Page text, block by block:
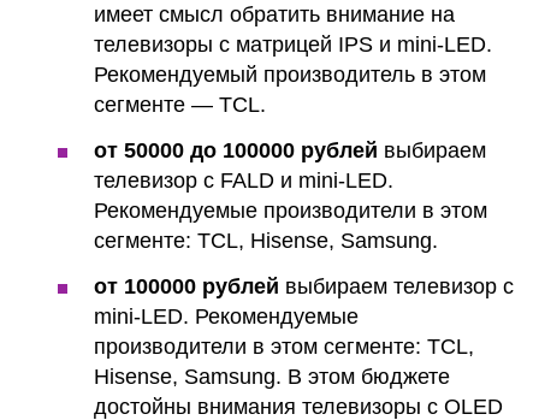
имеет смысл обратить внимание на
телевизоры с матрицей IPS и mini-LED.
Рекомендуемый производитель в этом
сегменте — TCL.
от 50000 до 100000 рублей выбираем
телевизор с FALD и mini-LED.
Рекомендуемые производители в этом
сегменте: TCL, Hisense, Samsung.
от 100000 рублей выбираем телевизор с
mini-LED. Рекомендуемые
производители в этом сегменте: TCL,
Hisense, Samsung. В этом бюджете
достойны внимания телевизоры с OLED